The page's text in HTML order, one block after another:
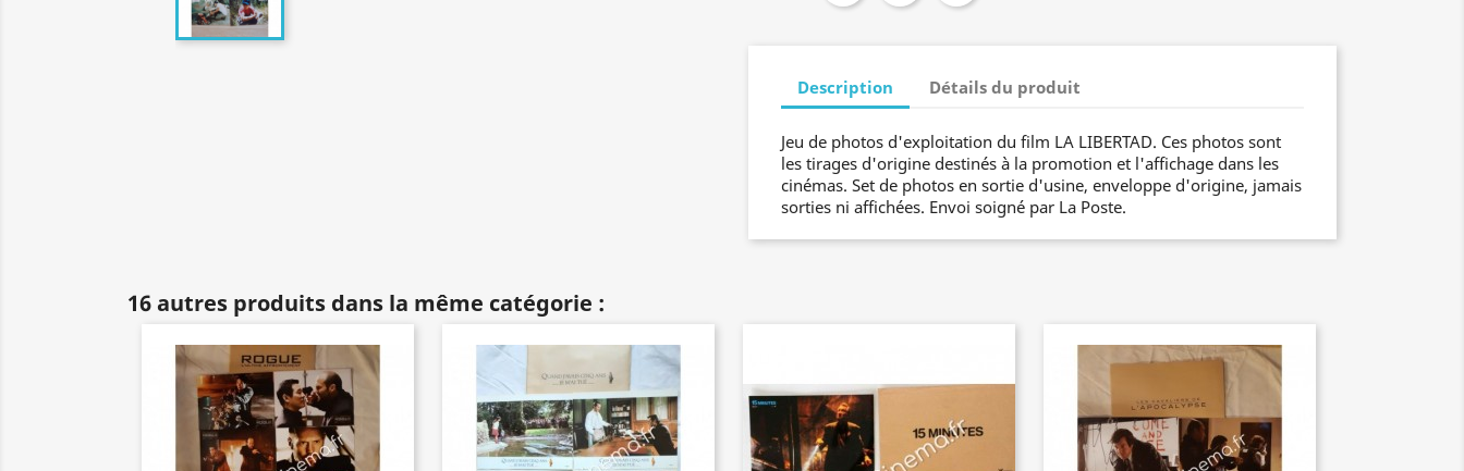
Description Détails du produit
Jeu de photos d'exploitation du film LA LIBERTAD. Ces photos sont
les tirages d'origine destinés à la promotion et l'affichage dans les
cinémas. Set de photos en sortie d'usine, enveloppe d'origine, jamais
sorties ni affichées. Envoi soigné par La Poste.
16 autres produits dans la même catégorie :